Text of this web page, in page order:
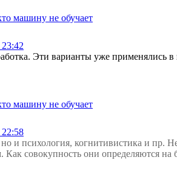
машину не обучает
Эти варианты уже применялись
машину не обучает
но и психология, когнитивистика и пр.
Как совокупность они определяются